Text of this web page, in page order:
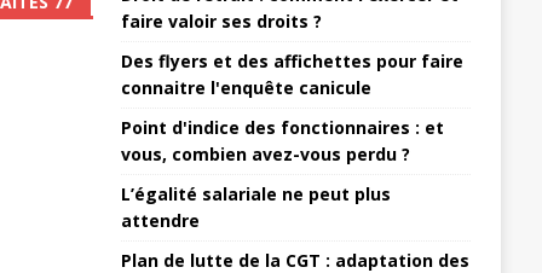
faire valoir ses droits ?
Des flyers et des affichettes pour faire
connaitre l'enquête canicule
Point d'indice des fonctionnaires : et
vous, combien avez-vous perdu ?
L’égalité salariale ne peut plus
attendre
Plan de lutte de la CGT : adaptation des